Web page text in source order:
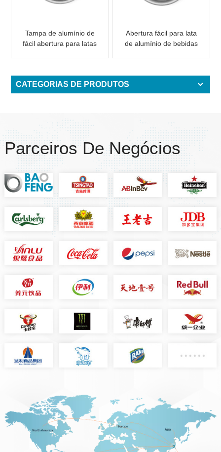
Tampa de alumínio de
fácil abertura para latas
Abertura fácil para lata
de alumínio de bebidas
CATEGORIAS DE PRODUTOS
Parceiros De Negócios